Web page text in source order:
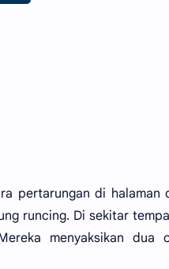
pertarungan di halaman
runcing. Di sekitar
menyaksikan dua